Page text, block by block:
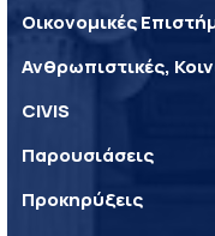
Οικονομικές
Ανθρωπιστικές,
CIVIS
Παρουσιάσεις
Προκηρύξεις